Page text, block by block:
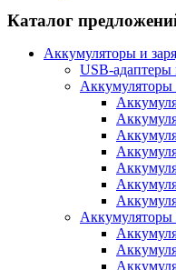
Каталог
Аккумуляторы и
USB-адаптеры